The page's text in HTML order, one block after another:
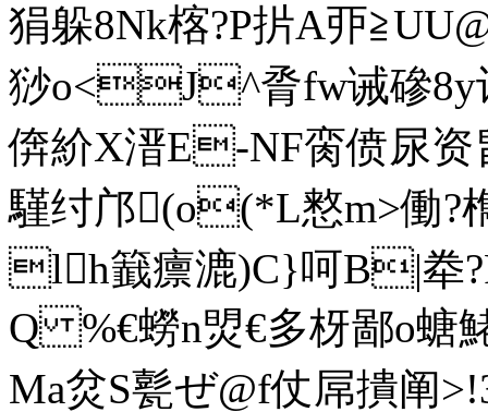
狷躲8Nk楁?P扸A丣
猀o<J^脀fw诫磣8
倴紒X溍E-NF脔偾尿资
騹纣邝(o(*L憗m>働?
lh籖癝漉)C}呵B|牶
Q %€蟧n焽€多枒鄙o螗
Ma炃S甏ぜ@f仗屌撌阐